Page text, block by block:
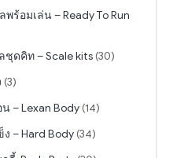
พร้อมเล่น – Ready To Run
ชุดคิท – Scale kits (30)
(3)
– Lexan Body (14)
– Hard Body (34)